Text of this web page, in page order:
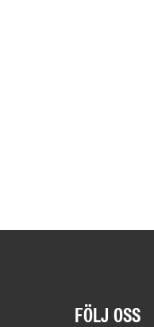
FÖLJ OSS